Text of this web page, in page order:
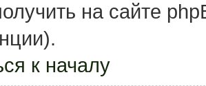
на сайте
к началу